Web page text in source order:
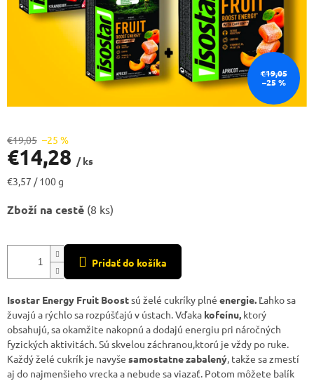
€19,05
–25 %
€19,05 –25 %
€14,28 / ks
Jednotková
€3,57 / 100 g
Zboží na cestě (8 ks)
Pridať do košíka
Isostar Energy Fruit Boostsú želé cukríky plné energie. Ľahko sa
žuvajú a rýchlo sa rozpúšťajú v ústach. Vďaka kofeínu, ktorý
obsahujú, sa okamžite nakopnú a dodajú energiu pri náročných
fyzických aktivitách. Sú skvelou záchranou,ktorú je vždy po ruke.
Každý želé cukrík je navyše samostatne zabalený, takže sa zmestí
aj do najmenšieho vrecka a nebude sa viazať. Potom môžete balík